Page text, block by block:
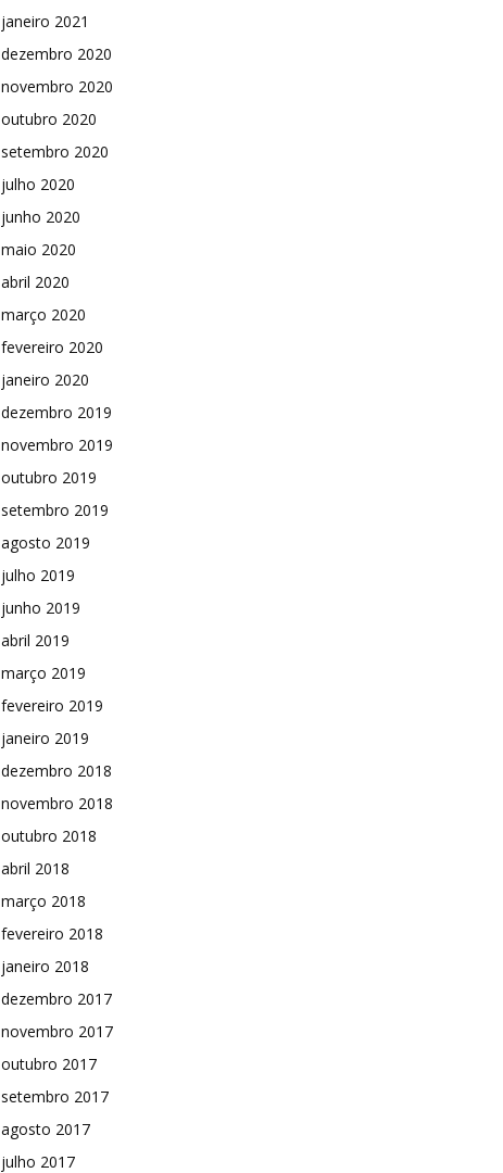
janeiro 2021
dezembro 2020
novembro 2020
outubro 2020
setembro 2020
julho 2020
junho 2020
maio 2020
abril 2020
março 2020
fevereiro 2020
janeiro 2020
dezembro 2019
novembro 2019
outubro 2019
setembro 2019
agosto 2019
julho 2019
junho 2019
abril 2019
março 2019
fevereiro 2019
janeiro 2019
dezembro 2018
novembro 2018
outubro 2018
abril 2018
março 2018
fevereiro 2018
janeiro 2018
dezembro 2017
novembro 2017
outubro 2017
setembro 2017
agosto 2017
julho 2017